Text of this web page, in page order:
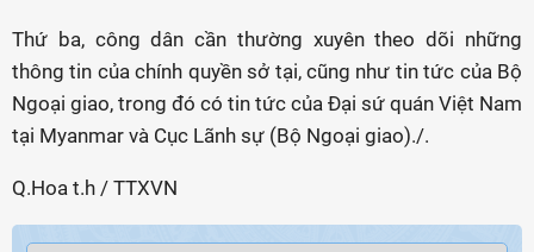
Thứ ba, công dân cần thường xuyên theo dõi những
thông tin của chính quyền sở tại, cũng như tin tức của Bộ
Ngoại giao, trong đó có tin tức của Đại sứ quán Việt Nam
tại Myanmar và Cục Lãnh sự (Bộ Ngoại giao)./.
Q.Hoa t.h / TTXVN